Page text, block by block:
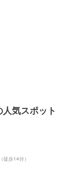
気スポット
（徒歩14分）